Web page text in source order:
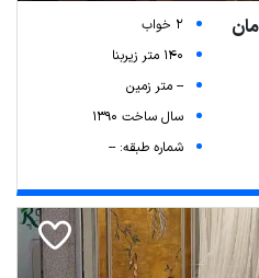
2 خواب
140 متر زیربنا
-- متر زمین
سال ساخت 1390
شماره طبقه: --